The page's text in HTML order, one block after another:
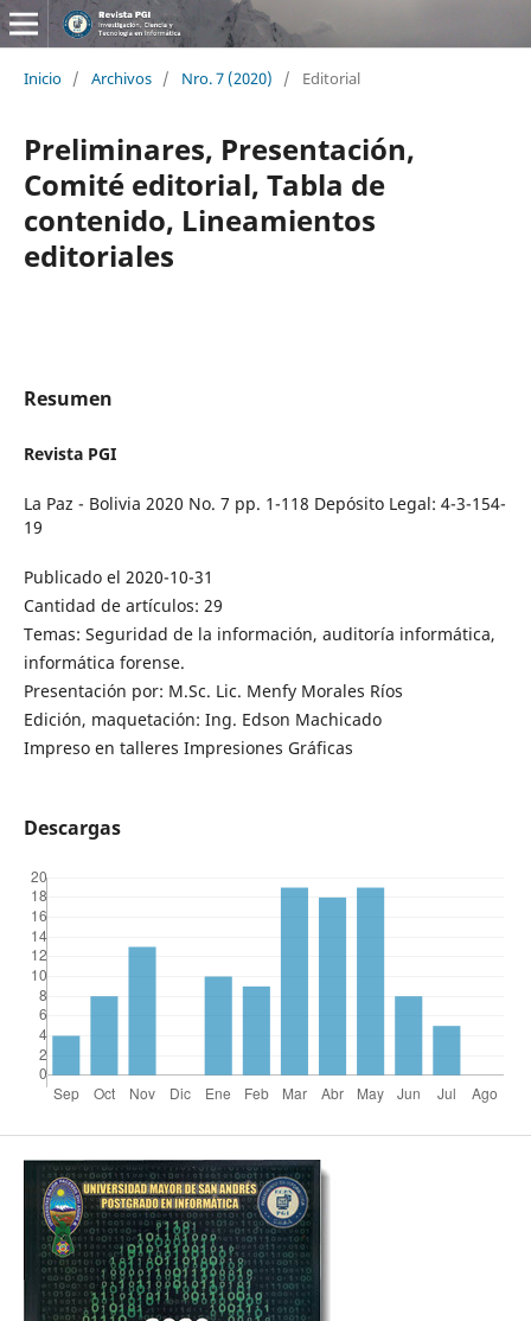
Inicio / Archivos / Nro. 7 (2020) / Editorial
Preliminares, Presentación,
Comité editorial, Tabla de
contenido, Lineamientos
editoriales
Resumen
Revista PGI
La Paz - Bolivia 2020 No. 7 pp. 1-118 Depósito Legal: 4-3-154-
19
Publicado el 2020-10-31
Cantidad de artículos: 29
Temas: Seguridad de la información, auditoría informática,
informática forense.
Presentación por: M.Sc. Lic. Menfy Morales Ríos
Edición, maquetación: Ing. Edson Machicado
Impreso en talleres Impresiones Gráficas
Descargas